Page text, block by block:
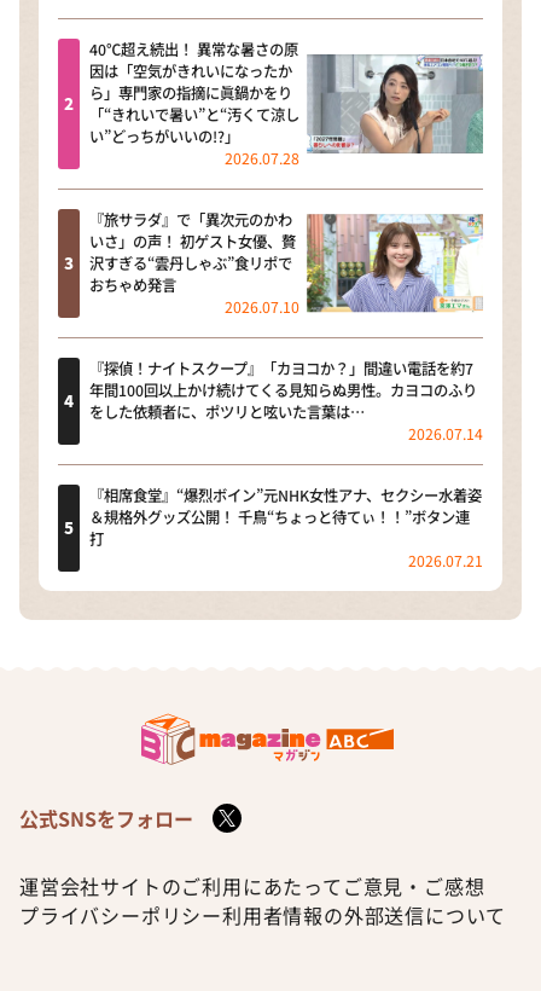
40℃超え続出！ 異常な暑さの原
因は「空気がきれいになったか
ら」専門家の指摘に眞鍋かをり
「“きれいで暑い”と“汚くて涼し
い”どっちがいいの!?」
2026.07.28
『旅サラダ』で「異次元のかわ
いさ」の声！ 初ゲスト女優、贅
沢すぎる“雲丹しゃぶ”食リポで
おちゃめ発言
2026.07.10
『探偵！ナイトスクープ』「カヨコか？」間違い電話を約7
年間100回以上かけ続けてくる見知らぬ男性。カヨコのふり
をした依頼者に、ポツリと呟いた言葉は…
2026.07.14
『相席食堂』“爆烈ボイン”元NHK女性アナ、セクシー水着姿
＆規格外グッズ公開！ 千鳥“ちょっと待てぃ！！”ボタン連
打
2026.07.21
公式SNSをフォロー
運営会社サイトのご利用にあたって ご意見・ご感想
プライバシーポリシー利用者情報の外部送信について